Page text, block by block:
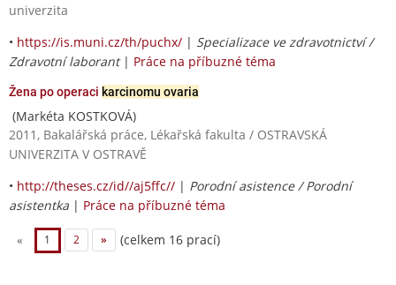
univerzita
• https://is.muni.cz/th/puchx/ | Specializace ve zdravotnictví /
Zdravotní laborant| Práce na příbuzné téma
Žena po operaci karcinomu ovaria
(Markéta KOSTKOVÁ)
2011, Bakalářská práce, Lékařská fakulta / OSTRAVSKÁ
UNIVERZITA V OSTRAVĚ
• http://theses.cz/id//aj5ffc// | Porodní asistence / Porodní
asistentka | Práce na příbuzné téma
« 1 2 » (celkem 16 prací)